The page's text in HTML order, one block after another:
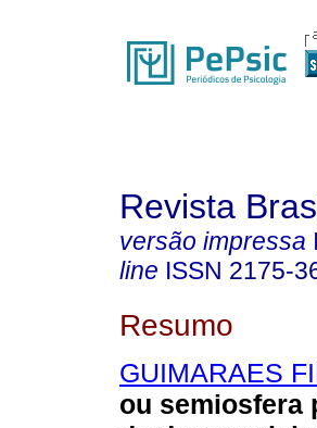
Revista
versão impressa
line ISSN 2175-
Resumo
GUIMARAES
ou semiosfera